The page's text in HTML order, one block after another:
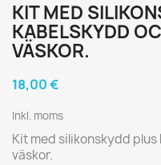
KIT MED
KABELSKYDD
VÄSKOR.
18,00 €
Inkl. moms
Kit med silikonskydd
väskor.